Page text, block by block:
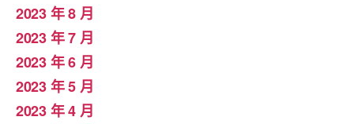
2023 年 8 月
2023 年 7 月
2023 年 6 月
2023 年 5 月
2023 年 4 月